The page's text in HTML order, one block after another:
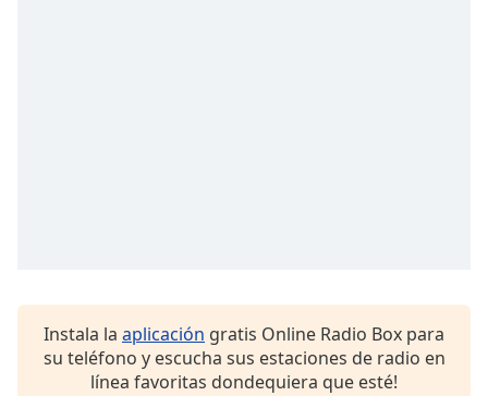
Instala la aplicación gratis Online Radio Box para
su teléfono y escucha sus estaciones de radio en
línea favoritas dondequiera que esté!